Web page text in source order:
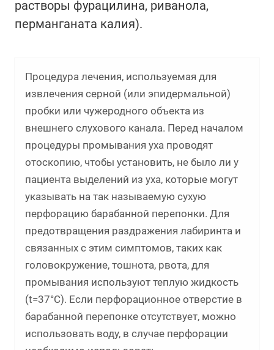
растворы фурацилина, риванола,
перманганата калия).
Процедура лечения, используемая для
извлечения серной (или эпидермальной)
пробки или чужеродного объекта из
внешнего слухового канала. Перед началом
процедуры промывания уха проводят
отоскопию, чтобы установить, не было ли у
пациента выделений из уха, которые могут
указывать на так называемую сухую
перфорацию барабанной перепонки. Для
предотвращения раздражения лабиринта и
связанных с этим симптомов, таких как
головокружение, тошнота, рвота, для
промывания используют теплую жидкость
(t=37°С). Если перфорационное отверстие в
барабанной перепонке отсутствует, можно
использовать воду, в случае перфорации